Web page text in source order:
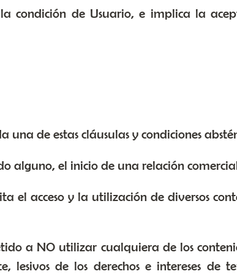
condición de Usuario, e implica la
una de estas cláusulas y condiciones
alguno, el inicio de una relación
el acceso y la utilización de diversos
a NO utilizar cualquiera de los
lesivos de los derechos e intereses